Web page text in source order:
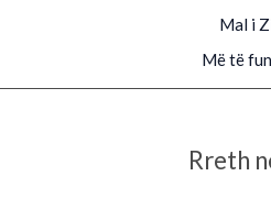
Mal i
Më të
Rreth